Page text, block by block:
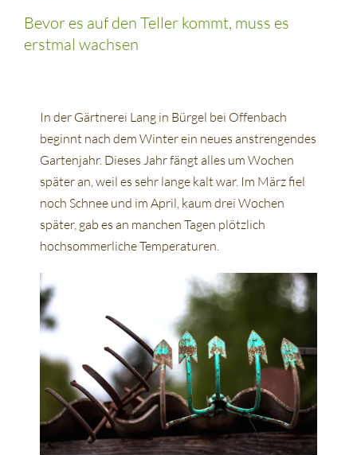
Bevor es auf den Teller kommt, muss es
erstmal wachsen
In der Gärtnerei Lang in Bürgel bei Offenbach
beginnt nach dem Winter ein neues anstrengendes
Gartenjahr. Dieses Jahr fängt alles um Wochen
später an, weil es sehr lange kalt war. Im März fiel
noch Schnee und im April, kaum drei Wochen
später, gab es an manchen Tagen plötzlich
hochsommerliche Temperaturen.